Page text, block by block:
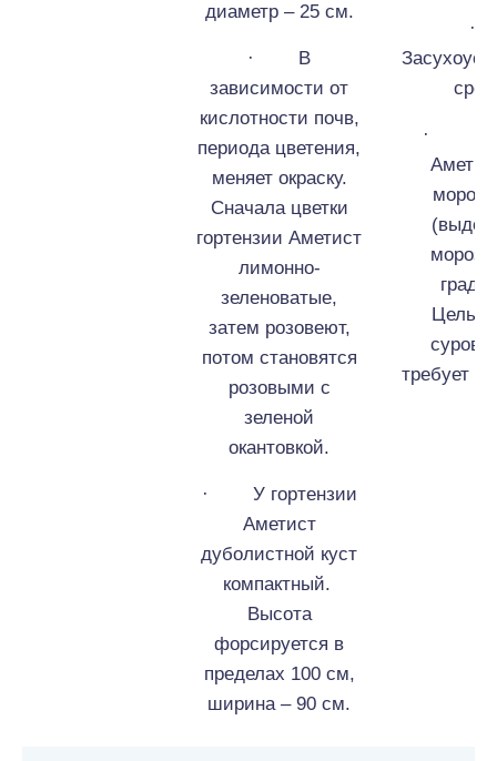
диаметр – 25 см.
· В
зависимости от
кислотности почв,
периода цветения,
меняет окраску.
Сначала цветки
гортензии Аметист
лимонно-
зеленоватые,
затем розовеют,
потом становятся
розовыми с
зеленой
окантовкой.
· У гортензии
Аметист
дуболистной куст
компактный.
Высота
форсируется в
пределах 100 см,
ширина – 90 см.
·
требует